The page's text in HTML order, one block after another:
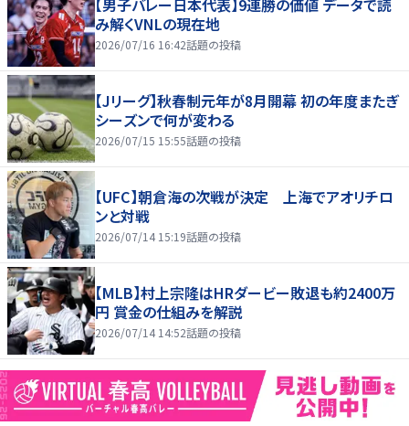
【男子バレー日本代表】9連勝の価値 データで読
み解くVNLの現在地
2026/07/16 16:42話題の投稿
【Jリーグ】秋春制元年が8月開幕 初の年度またぎ
シーズンで何が変わる
2026/07/15 15:55話題の投稿
【UFC】朝倉海の次戦が決定 上海でアオリチロ
ンと対戦
2026/07/14 15:19話題の投稿
【MLB】村上宗隆はHRダービー敗退も約2400万
円 賞金の仕組みを解説
2026/07/14 14:52話題の投稿